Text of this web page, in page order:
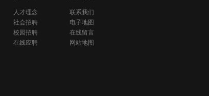
人才理念
社会招聘
校园招聘
在线应聘
联系我们
电子地图
在线留言
网站地图